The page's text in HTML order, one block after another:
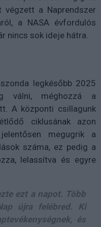
a Naprendszer
a NASA évfordulós
nincs sok ideje hátra.
legkésőbb 2025
válni, méghozzá a
A központi csillagunk
ciklusának azon
megugrik a
száma, ez pedig a
lelassítva és egyre
ezt a napot. Több
újra felébred. Ki
és